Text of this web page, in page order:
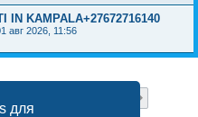
для
IN KAMPALA+27672716140
авг 2026, 11:56